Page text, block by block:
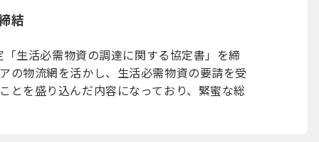
結
生活必需物資の調達に関する協定書」を締
の物流網を活かし、生活必需物資の要請を受
とを盛り込んだ内容になっており、緊蜜な総